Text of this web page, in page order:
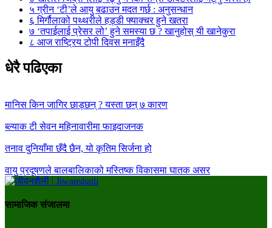
५ग्रीन ‘टी’ले आयु बढाउन मदत गर्छ : अनुसन्धान
६ मिर्गौलाको पथ्थरीले हड्डी फ्याक्चर हुने खतरा
७ ‘तपाईलाई प्रेसर लो’ हुने समस्या छ ? खानुहोस् यी खानेकुरा
८ आज राष्ट्रिय टोपी दिवस मनाइँदै
धेरै पढिएका
मानिस किन जागिर छाड्छन् ? यस्ता छन् ७ कारण
ब्ल्याक टी सेवन महिनावारीमा फाइदाजनक
तनाव दुनियाँमा छँदै छैन, यो कृतिम सिर्जना हो
वायु प्रदूषणले बालबालिकाको मस्तिष्क विकासमा घातक असर
सामाजिक संजालमा